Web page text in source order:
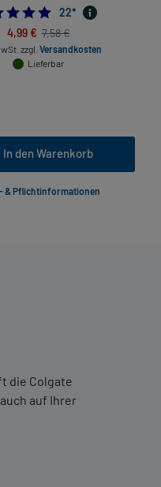
die Colgate
auf Ihrer
4.954545454545454
22*
4,99 € 7,58 €
zzgl. Versandkosten
Lieferbar
In den Warenkorb
& Pflichtinformationen